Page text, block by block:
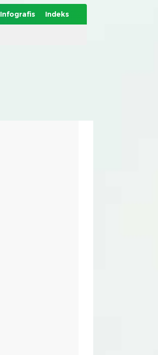
Infografis Indeks